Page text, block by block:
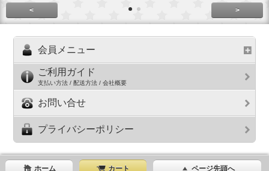
< >
会員メニュー
ご利用ガイド
支払い方法 / 配送方法 / 会社概要
お問い合せ
プライバシーポリシー
ホーム カート ページ先頭へ